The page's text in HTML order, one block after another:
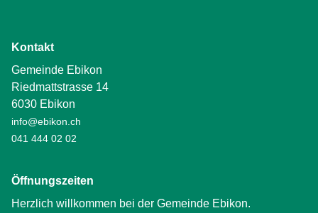
Kontakt
Gemeinde Ebikon
Riedmattstrasse 14
6030 Ebikon
info@ebikon.ch
041 444 02 02
Öffnungszeiten
Herzlich willkommen bei der Gemeinde Ebikon.